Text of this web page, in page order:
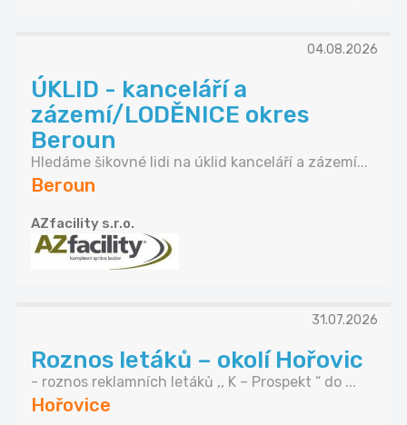
04.08.2026
ÚKLID - kanceláří a
zázemí/LODĚNICE okres
Beroun
Hledáme šikovné lidi na úklid kanceláří a zázemí...
Beroun
AZfacility s.r.o.
31.07.2026
Roznos letáků – okolí Hořovic
- roznos reklamních letáků ,, K – Prospekt “ do ...
Hořovice